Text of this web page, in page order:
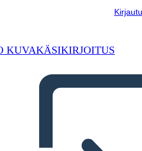
KUVAKÄSIKIRJOITUS